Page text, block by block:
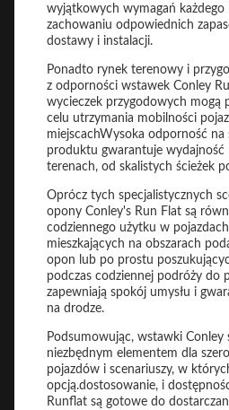
wyjątkowych wymagań każdego
zachowaniu odpowiednich
dostawy i instalacji.
Ponadto rynek terenowy i
z odporności wstawek Conley
wycieczek przygodowych mogą
celu utrzymania mobilności
miejscachWysoka odporność na
produktu gwarantuje wydajność
terenach, od skalistych ścieżek
Oprócz tych specjalistycznych
opony Conley's Run Flat są
codziennego użytku w
mieszkających na obszarach
opon lub po prostu
podczas codziennej podróży do
zapewniają spokój umysłu i
na drodze.
Podsumowując, wstawki Conley
niezbędnym elementem dla
pojazdów i scenariuszy, w
opcją.dostosowanie, i
Runflat są gotowe do